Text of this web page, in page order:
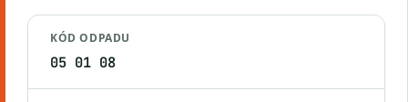
KÓD ODPADU
05 01 08